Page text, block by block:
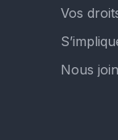
Vos
Nous